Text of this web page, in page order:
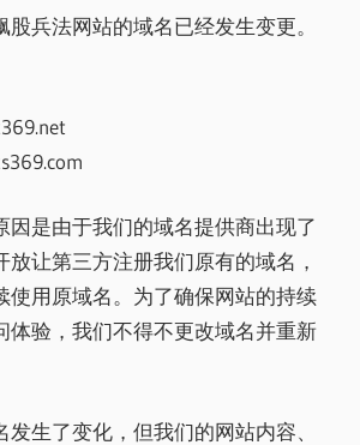
兵法网站的域名已经发生变更。
因是由于我们的域名提供商出现了
放让第三方注册我们原有的域名，
使用原域名。为了确保网站的持续
体验，我们不得不更改域名并重新
生了变化，但我们的网站内容、